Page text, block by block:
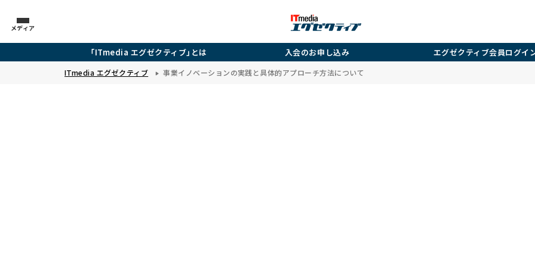
メディア
「ITmedia エグゼクティブ」とは 入会のお申し込み エグゼクティブ会員ログイ
ITmedia エグゼクティブ 事業イノベーションの実践と具体的アプローチ方法について